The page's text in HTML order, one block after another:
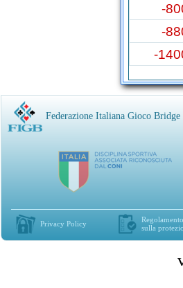
-
-
-
Federazione Italiana Gioco Bridge
Privacy Policy
sulla